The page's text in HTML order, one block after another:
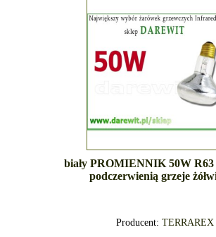
biały PROMIENNIK 50W R63
podczerwienią grzeje
Producent: TERRAREX